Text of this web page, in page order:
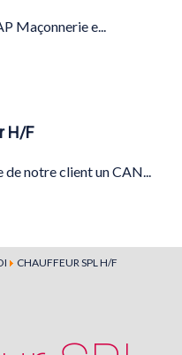
Maçonnerie e...
H/F
notre client un CAN...
CHAUFFEUR SPL H/F